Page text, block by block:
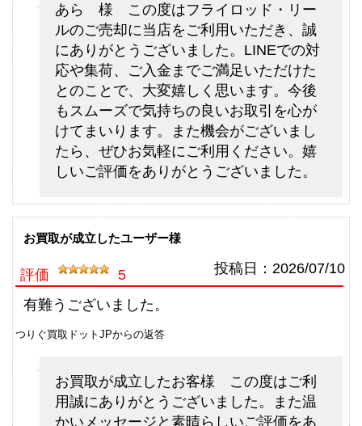
釣具買取クーポン g-
turi20260607（2026/06/30迄）
シマノ 電動リール 26 ビーストマ
スター 1000 未使用
釣具買取クーポン g-
turi20260608
（2026/06/30迄）
63,000円
2026/06/06
シマノ 電動リール 20 ビーストマ
スター MD 3000 未使用
釣具買取クーポン g-
turi20260609（2026/06/30迄）
61,500円
2026/06/06
シマノ 電動リール 21 ビーストマ
スター 3000EJ 未使用
釣具買取クーポン
turi20260610（2026/06/30迄）
60,000円
シマノ フライロッド アスキス
J1508 未使用
釣具買取クーポン
g-
シマノ フライロッド アスキス
J1408 未使用
36,000円
2026/05/02
あら 様 この度はフライロッド・リー
ルのご売却に当店をご利用いただき、誠
にありがとうございました。LINEでの対
応や集荷、ご入金までご満足いただけた
とのことで、大変嬉しく思います。今後
もスムーズで気持ちの良いお取引を心が
けてまいります。また機会がございまし
たら、ぜひお気軽にご利用ください。嬉
しいご評価をありがとうございました。
お買取が成立したユーザー様
評価 5 投稿日： 2026/07/10
有難うございました。
つりぐ買取ドットJPからの返答
お買取が成立したお客様 この度はご利
用誠にありがとうございました。また温
かいメッセージと素晴らしいご評価をあ